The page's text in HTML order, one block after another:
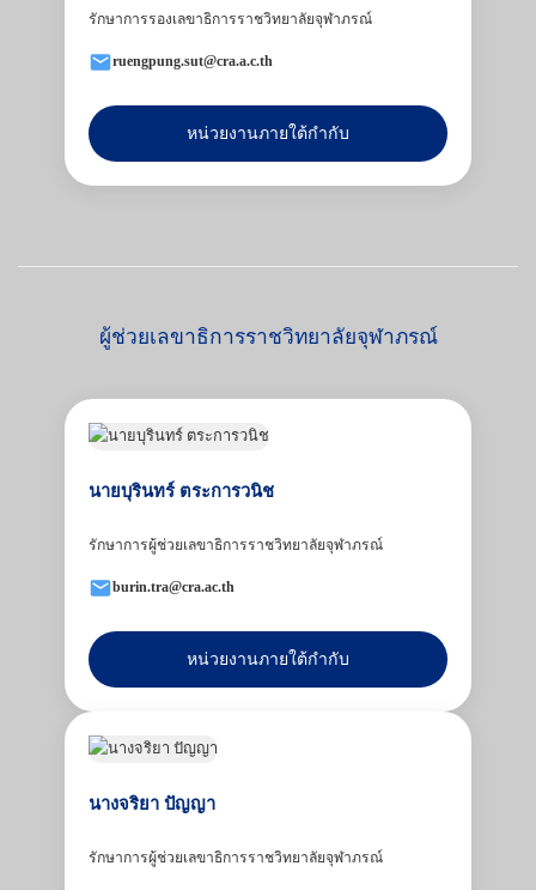
รักษาการรองเลขาธิการราชวิทยาลัยจุฬาภรณ์
ruengpung.sut@cra.a.c.th
หน่วยงานภายใต้กำกับ
ผู้ช่วยเลขาธิการราชวิทยาลัยจุฬาภรณ์
นายบุรินทร์ ตระการวนิช
รักษาการผู้ช่วยเลขาธิการราชวิทยาลัยจุฬาภรณ์
burin.tra@cra.ac.th
หน่วยงานภายใต้กำกับ
นางจริยา ปัญญา
รักษาการผู้ช่วยเลขาธิการราชวิทยาลัยจุฬาภรณ์